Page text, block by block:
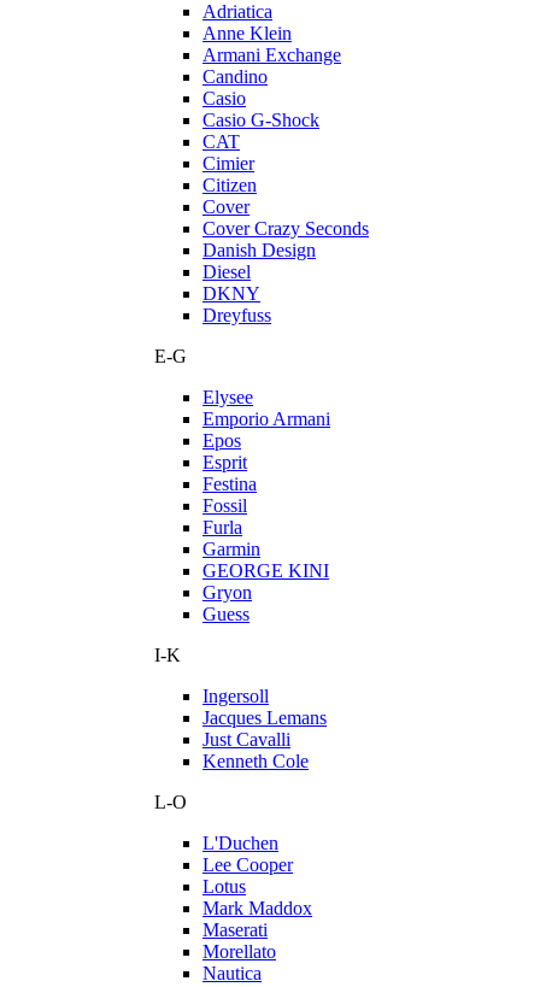
Adriatica
Anne Klein
Armani Exchange
Candino
Casio
Casio G-Shock
CAT
Cimier
Citizen
Cover
Cover Crazy Seconds
Danish Design
Diesel
DKNY
Dreyfuss
E-G
Elysee
Emporio Armani
Epos
Esprit
Festina
Fossil
Furla
Garmin
GEORGE KINI
Gryon
Guess
I-K
Ingersoll
Jacques Lemans
Just Cavalli
Kenneth Cole
L-O
L'Duchen
Lee Cooper
Lotus
Mark Maddox
Maserati
Morellato
Nautica